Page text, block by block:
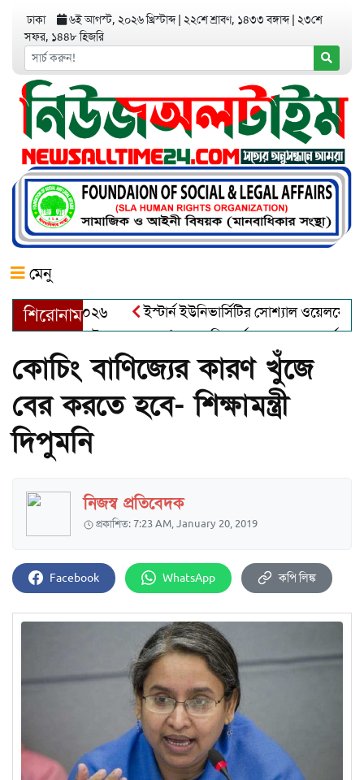
ঢাকা ৬ই আগস্ট, ২০২৬ খ্রিস্টাব্দ ২২শে শ্রাবণ, ১৪৩৩ বঙ্গাব্দ ২৩শে
সফর, ১৪৪৮ হিজরি
মেনু
শিরোনাম
ইস্টার্ন ইউনিভার্সিটির সোশ্যাল ওয়েলফেয়ার
খালেক এর ইন্তেকাল
আত্মশুদ্ধি অর্জন ও অশুভকে বর্জন করে
কোচিং বাণিজ্যের কারণ খুঁজে
বের করতে হবে- শিক্ষামন্ত্রী
দিপুমনি
নিজস্ব প্রতিবেদক
প্রকাশিত: 7:23 AM, January 20, 2019
Facebook WhatsApp কপি লিঙ্ক